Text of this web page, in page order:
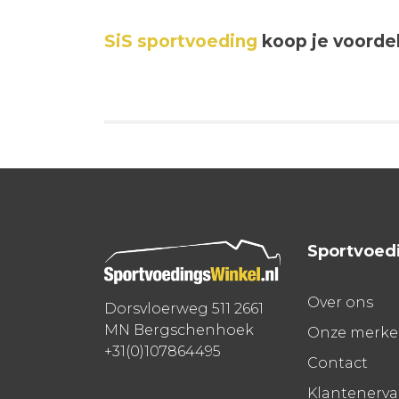
SiS sportvoeding koop je
Dorsvloerweg 511 2661
MN Bergschenhoek
+31(0)107864495
Over ons
Onze
Contact